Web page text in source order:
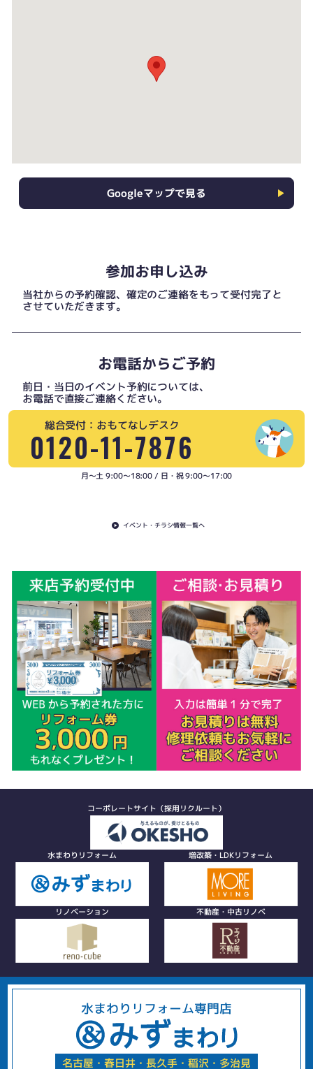
Googleマップで見る
参加お申し込み
当社からの予約確認、確定のご連絡をもって受付完了と
させていただきます。
お電話からご予約
前日・当日のイベント予約については、
お電話で直接ご連絡ください。
総合受付：おもてなしデスク
0120-11-7876
月〜土 9:00〜18:00 / 日・祝 9:00〜17:00
イベント・チラシ情報一覧へ
コーポレートサイト（採用リクルート）
水まわりリフォーム 増改築・LDKリフォーム
リノベーション 不動産・中古リノベ
水まわりリフォーム専門店
名古屋・春日井・長久手・稲沢・多治見